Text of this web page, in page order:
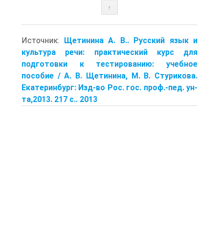
↑
Источник: Щетинина А. В.. Русский язык и
культура речи: практический курс для
подготовки к тестированию: учебное
пособие / А. В. Щетинина, М. В. Стурикова.
Екатеринбург: Изд-во Рос. гос. проф.-пед. ун-
та,2013. 217 с.. 2013